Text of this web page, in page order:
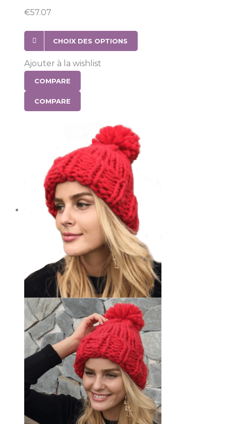
€57.07
CHOIX DES OPTIONS
Ajouter à la wishlist
COMPARE
COMPARE